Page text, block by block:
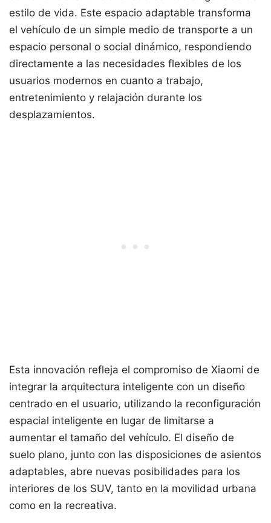
estilo de vida. Este espacio adaptable transforma
el vehículo de un simple medio de transporte a un
espacio personal o social dinámico, respondiendo
directamente a las necesidades flexibles de los
usuarios modernos en cuanto a trabajo,
entretenimiento y relajación durante los
desplazamientos.
Esta innovación refleja el compromiso de Xiaomi de
integrar la arquitectura inteligente con un diseño
centrado en el usuario, utilizando la reconfiguración
espacial inteligente en lugar de limitarse a
aumentar el tamaño del vehículo. El diseño de
suelo plano, junto con las disposiciones de asientos
adaptables, abre nuevas posibilidades para los
interiores de los SUV, tanto en la movilidad urbana
como en la recreativa.